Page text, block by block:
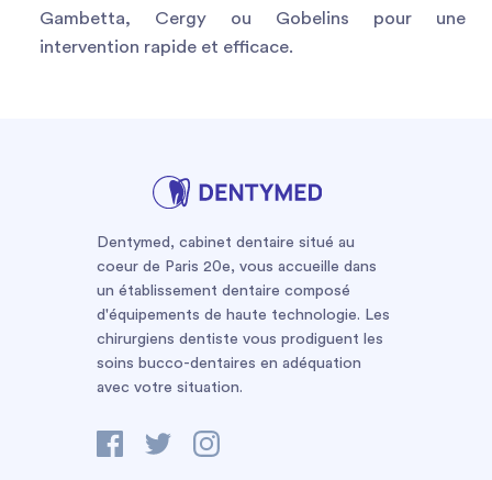
Gambetta, Cergy ou Gobelins pour une
intervention rapide et efficace.
Dentymed, cabinet dentaire situé au
coeur de Paris 20e, vous accueille dans
un établissement dentaire composé
d'équipements de haute technologie. Les
chirurgiens dentiste vous prodiguent les
soins bucco-dentaires en adéquation
avec votre situation.